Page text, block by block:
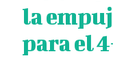
la
para el